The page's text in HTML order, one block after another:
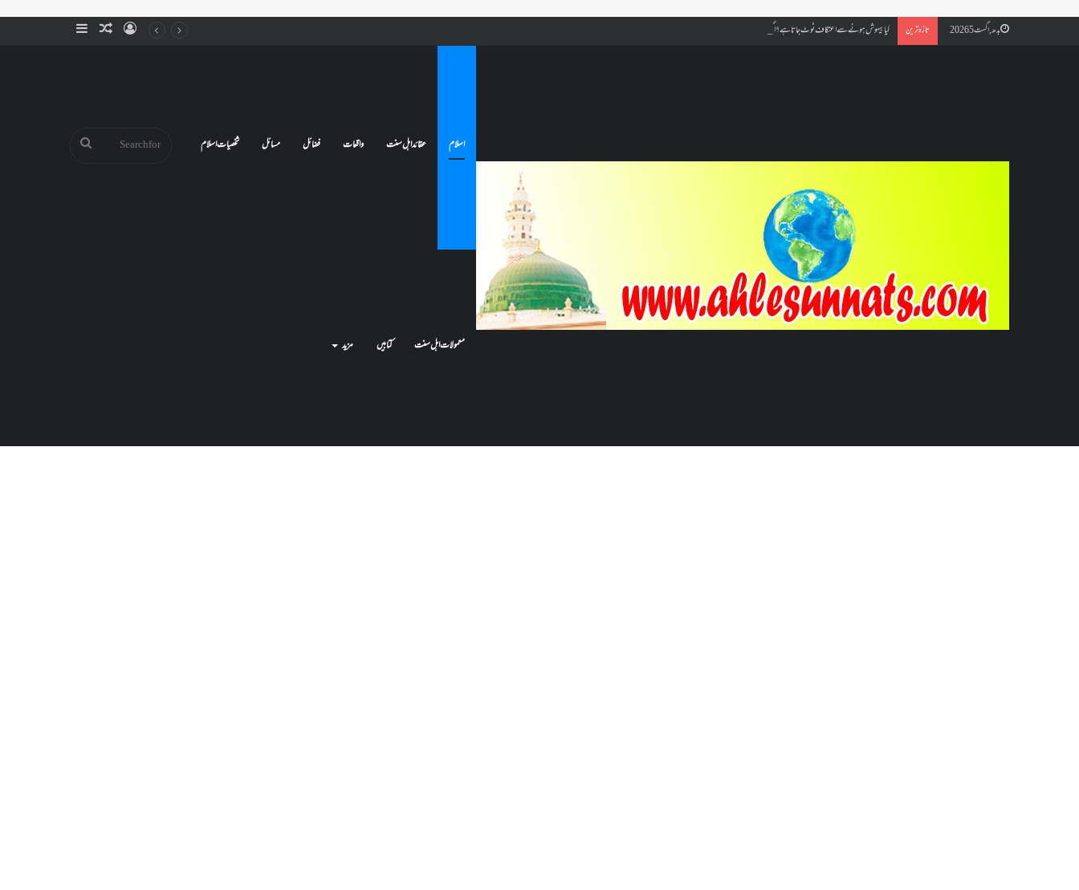
بدھ, اگست 5 2026 تازہ ترین کیا بیہوش ہونے سے اعتکاف ٹوٹ جاتا ہے؟ اگر معتکف کو احتلام ہو جائے تو کیا اس کا اعتکاف ٹوٹ جائے گا؟فنائے مسجد کسے کہتے ہیں ، اور کیا معتکف فنائے مسجد میں جا سکتا ہے؟ SidebarRandomLog
اسلام عقائد اہل سنت واقعات فضائل مسائل شخصیات اسلام
معمولات اہل سنت کتابیں مزید
Search